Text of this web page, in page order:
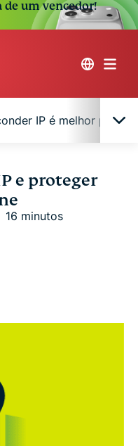
de um vencedor!
IP é melhor para
ele é importante?
IP
IP
é melhor para
online?
e proteger
16 minutos